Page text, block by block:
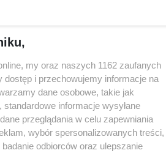
my oraz naszych 1162 zaufanych
dostęp i przechowujemy informacje na
dane osobowe, takie jak
standardowe informacje wysyłane
przeglądania w celu zapewniania
wybór spersonalizowanych treści,
odbiorców oraz ulepszanie